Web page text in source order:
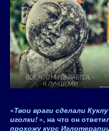
«Твои враги сделали
иголки! », на что он
прохожу курс